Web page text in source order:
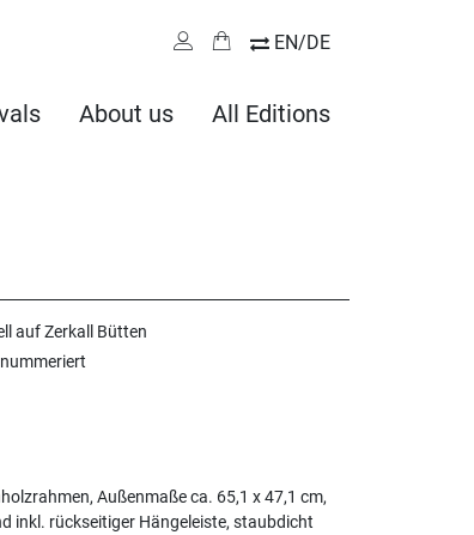
EN/DE
About us All Editions
auf Zerkall Bütten
Außenmaße ca. 65,1 x 47,1 cm,
inkl. rückseitiger Hängeleiste, staubdicht